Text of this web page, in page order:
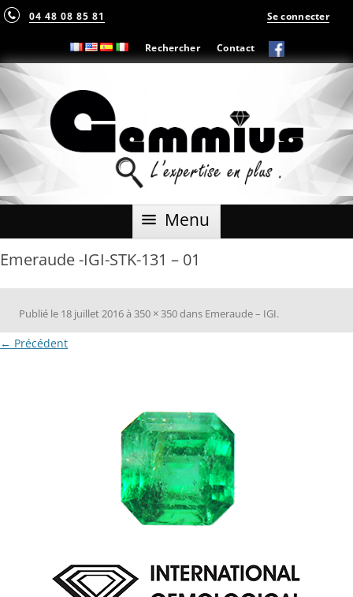
04 48 08 85 81
Rechercher Contact
Se connecter
Menu Aller
Emeraude -IGI-STK-131 – 01
Publié le 18 juillet 2016à350 × 350dans Emeraude – IGI.
← Précédent